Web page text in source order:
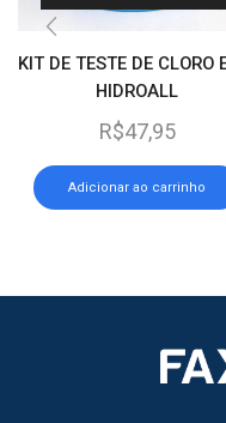
KIT DE TESTE DE CLORO
HIDROALL
R$47,95
Adicionar ao carrinho